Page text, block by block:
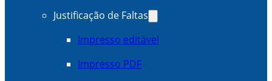
Justificação de Faltas
Impresso editável
Impresso PDF